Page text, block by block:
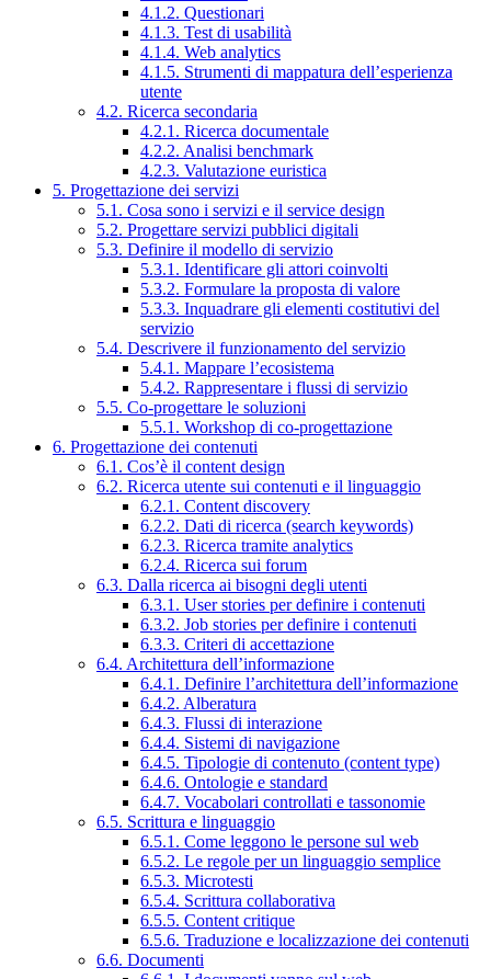
4.1.2. Questionari
4.1.3. Test di usabilità
4.1.4. Web analytics
4.1.5. Strumenti di mappatura dell’esperienza
utente
4.2. Ricerca secondaria
4.2.1. Ricerca documentale
4.2.2. Analisi benchmark
4.2.3. Valutazione euristica
5. Progettazione dei servizi
5.1. Cosa sono i servizi e il service design
5.2. Progettare servizi pubblici digitali
5.3. Definire il modello di servizio
5.3.1. Identificare gli attori coinvolti
5.3.2. Formulare la proposta di valore
5.3.3. Inquadrare gli elementi costitutivi del
servizio
5.4. Descrivere il funzionamento del servizio
5.4.1. Mappare l’ecosistema
5.4.2. Rappresentare i flussi di servizio
5.5. Co-progettare le soluzioni
5.5.1. Workshop di co-progettazione
6. Progettazione dei contenuti
6.1. Cos’è il content design
6.2. Ricerca utente sui contenuti e il linguaggio
6.2.1. Content discovery
6.2.2. Dati di ricerca (search keywords)
6.2.3. Ricerca tramite analytics
6.2.4. Ricerca sui forum
6.3. Dalla ricerca ai bisogni degli utenti
6.3.1. User stories per definire i contenuti
6.3.2. Job stories per definire i contenuti
6.3.3. Criteri di accettazione
6.4. Architettura dell’informazione
6.4.1. Definire l’architettura dell’informazione
6.4.2. Alberatura
6.4.3. Flussi di interazione
6.4.4. Sistemi di navigazione
6.4.5. Tipologie di contenuto (content type)
6.4.6. Ontologie e standard
6.4.7. Vocabolari controllati e tassonomie
6.5. Scrittura e linguaggio
6.5.1. Come leggono le persone sul web
6.5.2. Le regole per un linguaggio semplice
6.5.3. Microtesti
6.5.4. Scrittura collaborativa
6.5.5. Content critique
6.5.6. Traduzione e localizzazione dei contenuti
6.6. Documenti